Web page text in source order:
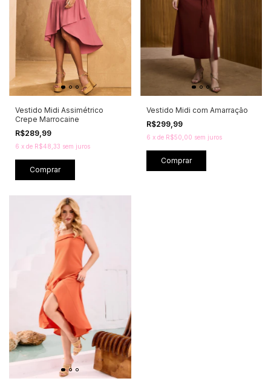
Vestido Midi Assimétrico
Crepe Marrocaine
R$289,99
6 x de R$48,33 sem juros
Comprar
Vestido Midi com Amarração
R$299,99
6 x de R$50,00 sem juros
Comprar